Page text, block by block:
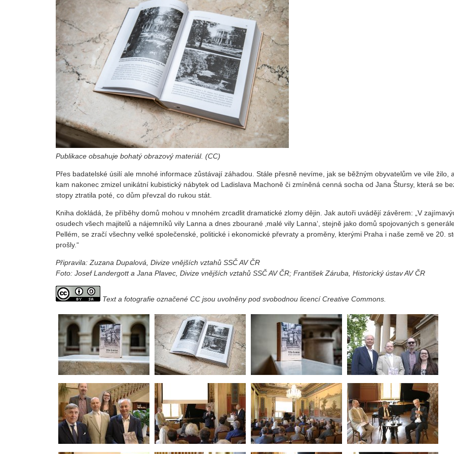
Publikace obsahuje bohatý obrazový materiál. (CC)
Přes badatelské úsilí ale mnohé informace zůstávají záhadou. Stále přesně nevíme, jak se běžným obyvatelům ve vile žilo,
kam nakonec zmizel unikátní kubistický nábytek od Ladislava Machoně či zmíněná cenná socha od Jana Štursy, která se
stopy ztratila poté, co dům převzal do rukou stát.
Kniha dokládá, že příběhy domů mohou v mnohém zrcadlit dramatické zlomy dějin. Jak autoři uvádějí závěrem: „V
osudech všech majitelů a nájemníků vily Lanna a dnes zbourané ‚malé vily Lanna‘, stejně jako domů spojovaných s
Pellém, se zračí všechny velké společenské, politické i ekonomické převraty a proměny, kterými Praha i naše země ve 20.
prošly.“
Připravila: Zuzana Dupalová, Divize vnějších vztahů SSČ AV ČR
Foto: Josef Landergott a Jana Plavec, Divize vnějších vztahů SSČ AV ČR; František Záruba, Historický ústav AV ČR
Text a fotografie označené CC jsou uvolněny pod svobodnou licencí Creative Commons.